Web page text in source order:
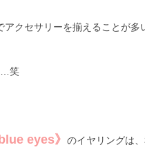
アクセサリーを揃えることが多
…笑
eyes》 のイヤリングは